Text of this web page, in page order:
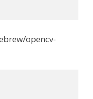
opencv-